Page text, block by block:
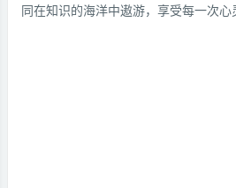
同在知识的海洋中遨游，享受每一次心